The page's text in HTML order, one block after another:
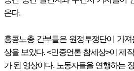
온다.
홍콩노총 간부들은 원정투쟁단이 가
상을 보았다. <민중언론 참세상>이 제
가 된 영상이다. 노동자들을 연행하는